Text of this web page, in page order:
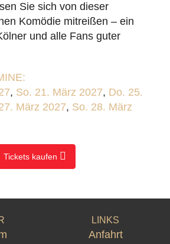
Sie sich von dieser
Komödie mitreißen – ein
und alle Fans guter
, So. 21. März 2027, Do. 25.
März 2027, So. 28. März
Tickets kaufen
LINKS
Anfahrt